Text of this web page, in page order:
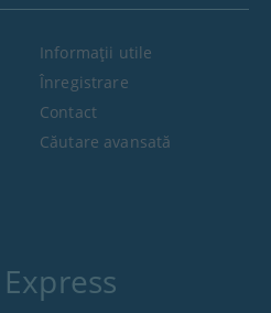
Informaţii utile
Înregistrare
Contact
Căutare avansată